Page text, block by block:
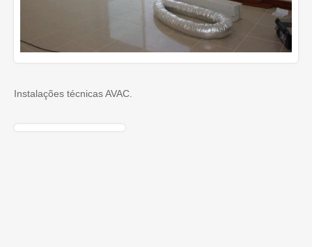
Instalações técnicas AVAC.